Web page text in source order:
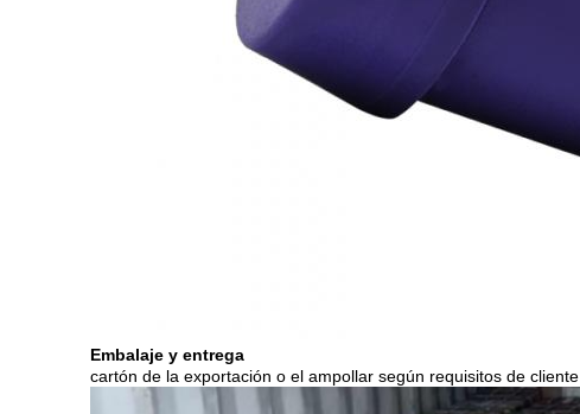
Embalaje y entrega
cartón de la exportación o el ampollar según requisitos de cliente